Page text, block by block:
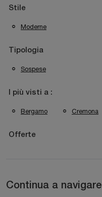
Stile
Moderne
Tipologia
Sospese
I più visti a :
Bergamo Cremona
Offerte
Continua a navigare